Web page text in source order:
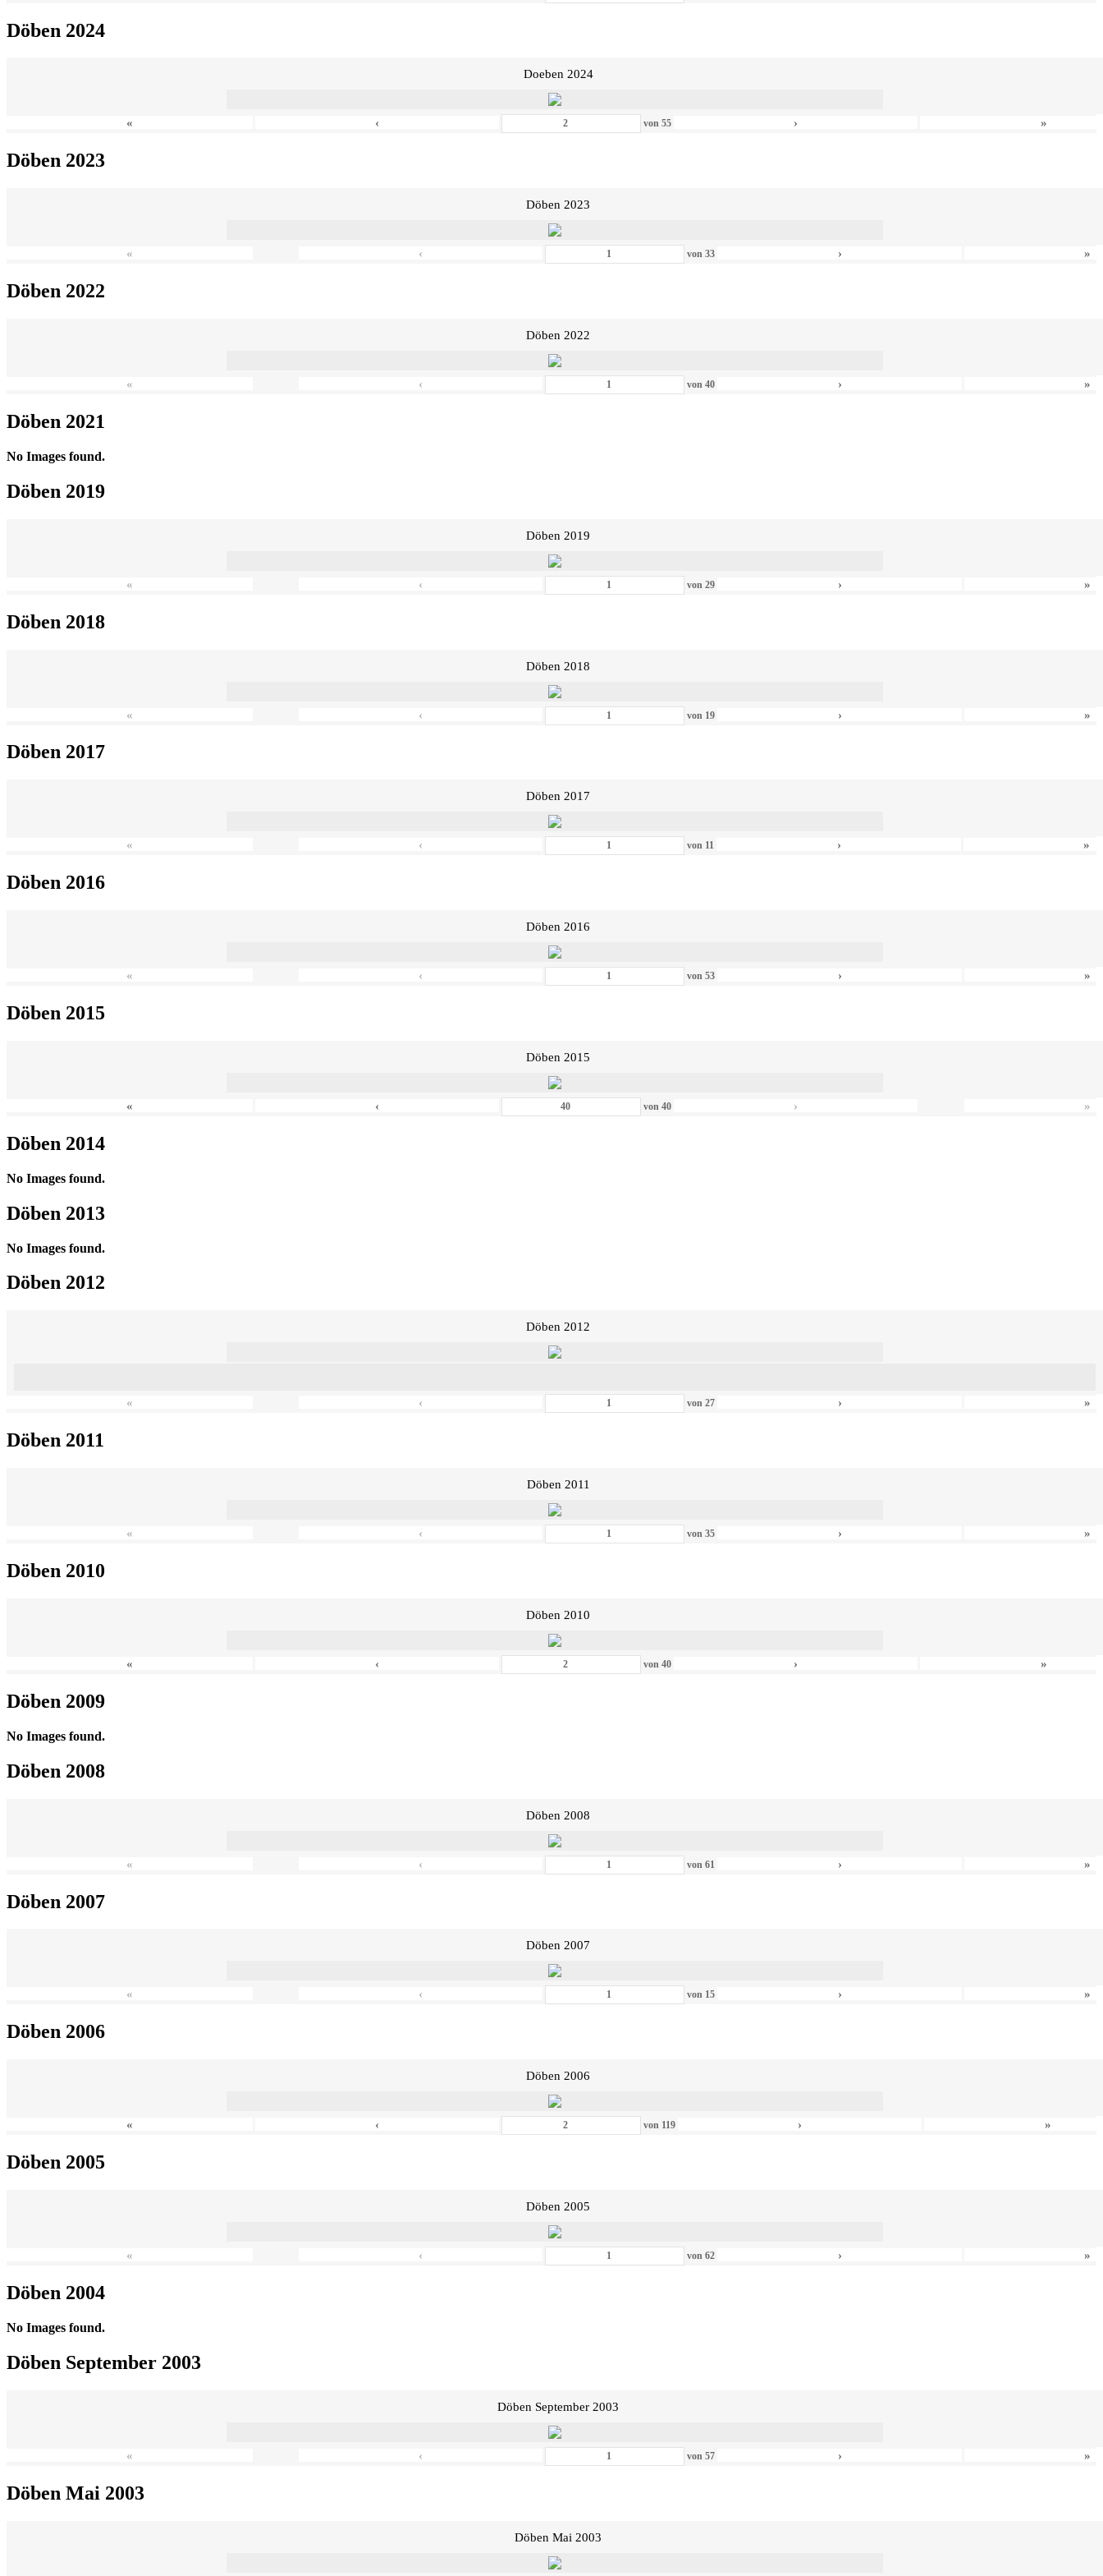
Döben 2024
Doeben 2024
« ‹ von55 › »
Döben 2023
Döben 2023
« ‹ von33 › »
Döben 2022
Döben 2022
« ‹ von40 › »
Döben 2021
No Images found.
Döben 2019
Döben 2019
« ‹ von29 › »
Döben 2018
Döben 2018
« ‹ von 19 › »
Döben 2017
Döben 2017
« ‹ von 11 › »
Döben 2016
Döben 2016
« ‹ von53 › »
Döben 2015
Döben 2015
« ‹ von40 › »
Döben 2014
No Images found.
Döben 2013
No Images found.
Döben 2012
Döben 2012
« ‹ von27 › »
Döben 2011
Döben 2011
« ‹ von35 › »
Döben 2010
Döben 2010
« ‹ von40 › »
Döben 2009
No Images found.
Döben 2008
Döben 2008
« ‹ von61 › »
Döben 2007
Döben 2007
« ‹ von 15 › »
Döben 2006
Döben 2006
« ‹ von 119 › »
Döben 2005
Döben 2005
« ‹ von62 › »
Döben 2004
No Images found.
Döben September 2003
Döben September 2003
« ‹ von57 › »
Döben Mai 2003
Döben Mai 2003